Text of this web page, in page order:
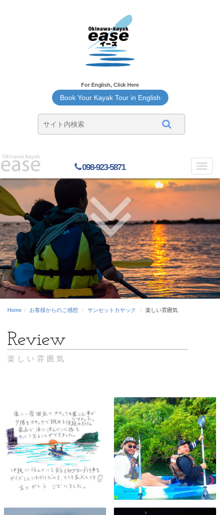
For English, Click Here
Book Your Kayak Tour in English
098-923-5871
Home お客様からのご感想 サンセットカヤック 楽しい雰囲気
楽しい雰囲気